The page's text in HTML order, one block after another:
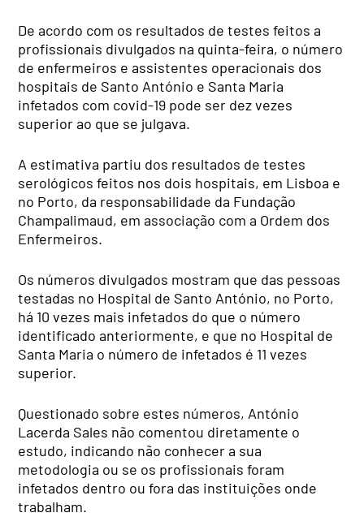
De acordo com os resultados de testes feitos a
profissionais divulgados na quinta-feira, o número
de enfermeiros e assistentes operacionais dos
hospitais de Santo António e Santa Maria
infetados com covid-19 pode ser dez vezes
superior ao que se julgava.
A estimativa partiu dos resultados de testes
serológicos feitos nos dois hospitais, em Lisboa e
no Porto, da responsabilidade da Fundação
Champalimaud, em associação com a Ordem dos
Enfermeiros.
Os números divulgados mostram que das pessoas
testadas no Hospital de Santo António, no Porto,
há 10 vezes mais infetados do que o número
identificado anteriormente, e que no Hospital de
Santa Maria o número de infetados é 11 vezes
superior.
Questionado sobre estes números, António
Lacerda Sales não comentou diretamente o
estudo, indicando não conhecer a sua
metodologia ou se os profissionais foram
infetados dentro ou fora das instituições onde
trabalham.